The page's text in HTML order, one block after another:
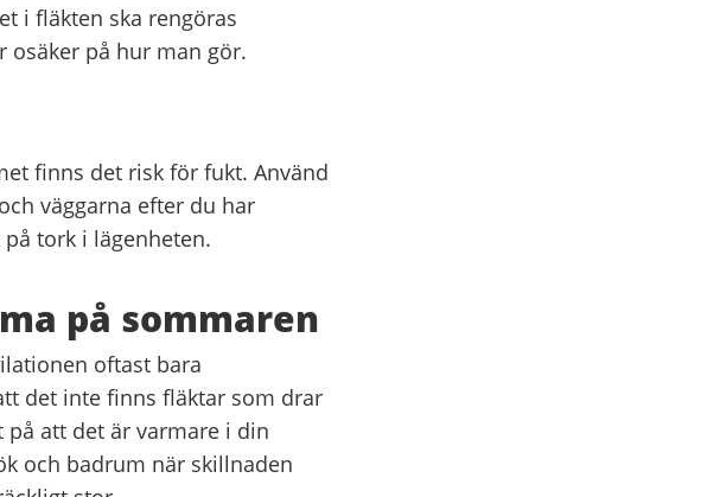
i fläkten ska rengöras
osäker på hur man gör.
finns det risk för fukt. Använd
väggarna efter du har
tork i lägenheten.
på sommaren
oftast bara
det inte finns fläktar som drar
att det är varmare i din
och badrum när skillnaden